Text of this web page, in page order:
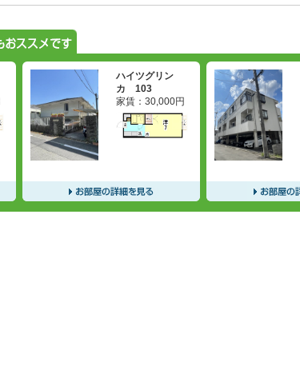
ハイツグリン
カ 103
家賃：30,000円